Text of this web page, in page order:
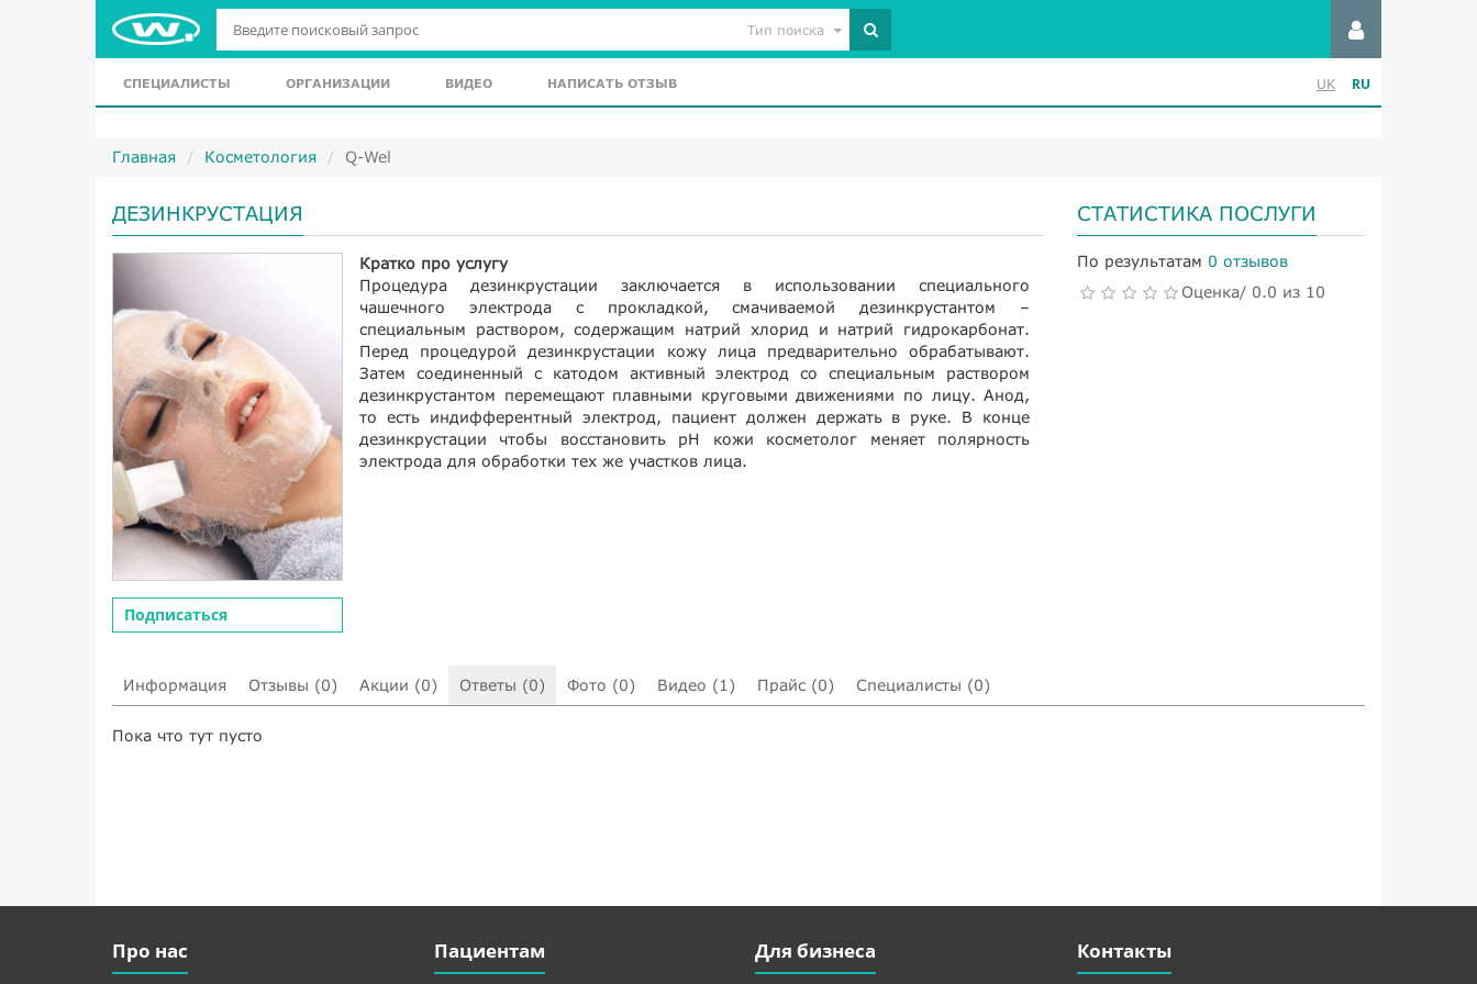
Тип поиска
СПЕЦИАЛИСТЫ ОРГАНИЗАЦИИ ВИДЕО НАПИСАТЬ ОТЗЫВ UK RU
Главная Косметология Q-Wel
ДЕЗИНКРУСТАЦИЯ
Подписаться
Кратко про услугу
Процедура дезинкрустации заключается в использовании специального
чашечного электрода с прокладкой, смачиваемой дезинкрустантом –
специальным раствором, содержащим натрий хлорид и натрий гидрокарбонат.
Перед процедурой дезинкрустации кожу лица предварительно обрабатывают.
Затем соединенный с катодом активный электрод со специальным раствором
дезинкрустантом перемещают плавными круговыми движениями по лицу. Анод,
то есть индифферентный электрод, пациент должен держать в руке. В конце
дезинкрустации чтобы восстановить рН кожи косметолог меняет полярность
электрода для обработки тех же участков лица.
СТАТИСТИКА ПОСЛУГИ
По результатам 0 отзывов
Оценка/ 0.0 из 10
Информация Отзывы (0) Акции (0) Ответы (0) Фото (0) Видео (1) Прайс (0) Специалисты (0)
Пока что тут пусто
Про нас Пациентам Для бизнеса Контакты